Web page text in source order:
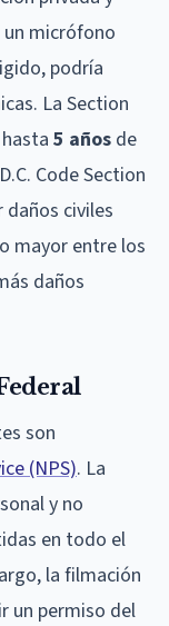
micrófono
podría
La Section
5 años de
Code Section
daños civiles
mayor entre los
daños
son
(NPS). La
y no
en todo el
la filmación
un permiso del